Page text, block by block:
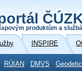
produktům a
INSPIRE
RÚIAN DMVS